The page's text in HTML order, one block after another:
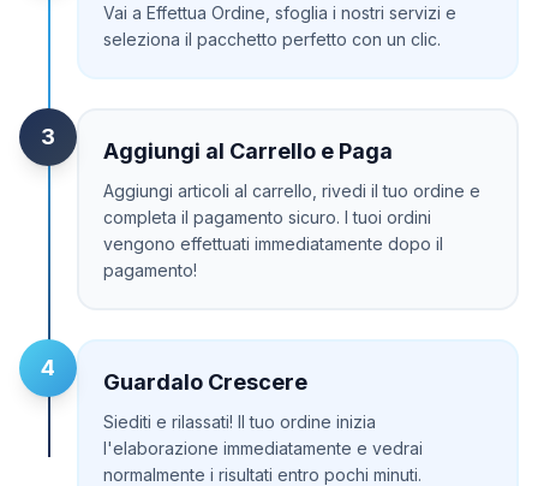
Vai a Effettua Ordine, sfoglia i nostri servizi e
seleziona il pacchetto perfetto con un clic.
3
Aggiungi al Carrello e Paga
Aggiungi articoli al carrello, rivedi il tuo ordine e
completa il pagamento sicuro. I tuoi ordini
vengono effettuati immediatamente dopo il
pagamento!
4
Guardalo Crescere
Siediti e rilassati! Il tuo ordine inizia
l'elaborazione immediatamente e vedrai
normalmente i risultati entro pochi minuti.